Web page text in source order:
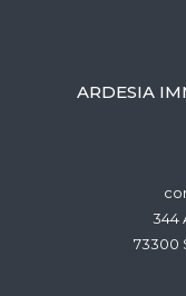
ARDESIA
344
73300